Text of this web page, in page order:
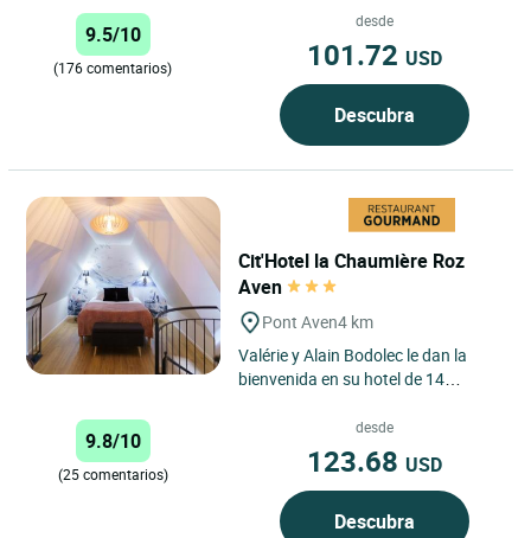
un entorno idílico...
9.5/10
(176 comentarios)
desde
101.72 USD
Descubra
Cit'Hotel la Chaumière Roz
Aven
Pont Aven4 km
Valérie y Alain Bodolec le dan la
bienvenida en su hotel de 14
corazón de la ciudad...
9.8/10
(25 comentarios)
desde
123.68 USD
Descubra